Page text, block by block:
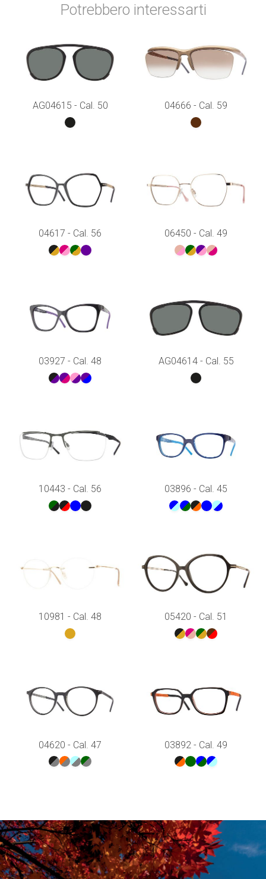
Potrebbero interessarti
AG04615 - Cal. 50 04666 - Cal. 59
04617 - Cal. 56 06450 - Cal. 49
03927 - Cal. 48 AG04614 - Cal. 55
10443 - Cal. 56 03896 - Cal. 45
10981 - Cal. 48 05420 - Cal. 51
04620 - Cal. 47 03892 - Cal. 49